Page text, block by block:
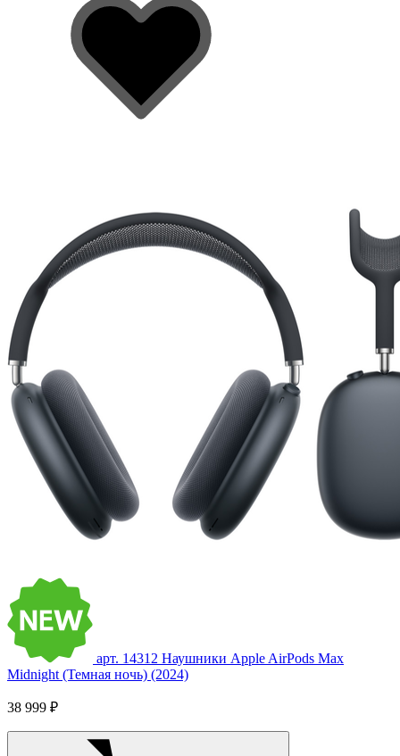
арт. 14312 Наушники Apple AirPods Max
Midnight (Темная ночь) (2024)
38 999 ₽